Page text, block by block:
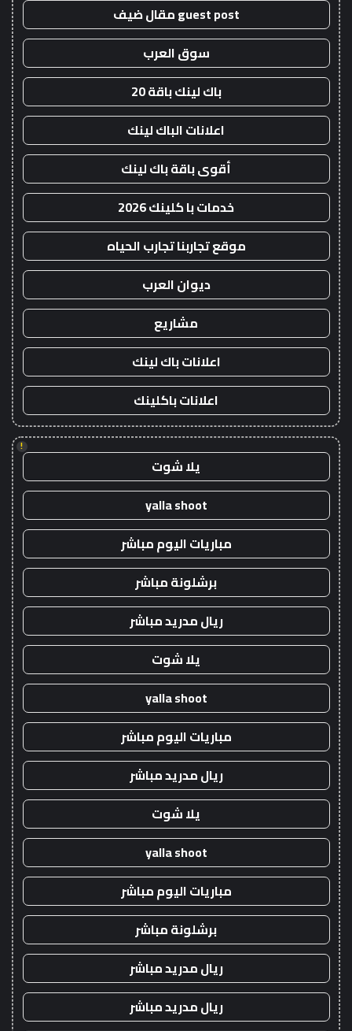
guest post مقال ضيف
سوق العرب
باك لينك باقة 20
اعلانات الباك لينك
أقوى باقة باك لينك
خدمات با كلينك 2026
موقع تجاربنا تجارب الحياه
ديوان العرب
مشاريع
اعلانات باك لينك
اعلانات باكلينك
!
يلا شوت
yalla shoot
مباريات اليوم مباشر
برشلونة مباشر
ريال مدريد مباشر
يلا شوت
yalla shoot
مباريات اليوم مباشر
ريال مدريد مباشر
يلا شوت
yalla shoot
مباريات اليوم مباشر
برشلونة مباشر
ريال مدريد مباشر
ريال مدريد مباشر